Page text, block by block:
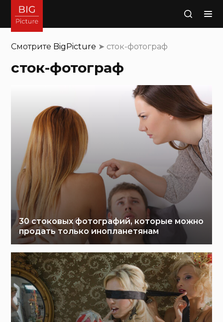
Поиск
Смотрите BigPicture ➤ сток-фотограф
сток-фотограф
30 стоковых фотографий, которые можно
продать только инопланетянам